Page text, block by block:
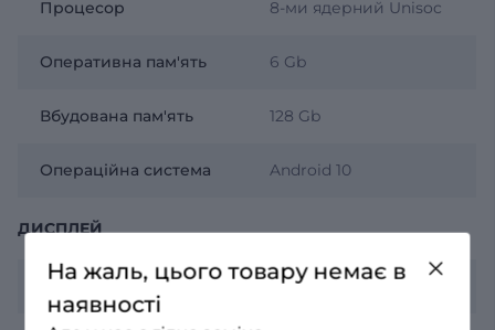
Процесор 8-ми ядерний Unisoc
Оперативна пам'ять 6 Gb
Вбудована пам'ять 128 Gb
Операційна система Android 10
ДИСПЛЕЙ
Роздільна здатність 2К 2000х1200
На жаль, цього товару немає в
наявності